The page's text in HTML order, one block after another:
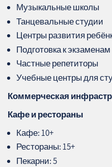
Музыкальные школы
Танцевальные студии
Центры развития
Подготовка к экзаменам
Частные репетиторы
Учебные центры для
Коммерческая
Кафе и рестораны
Кафе: 10+
Рестораны: 15+
Пекарни: 5